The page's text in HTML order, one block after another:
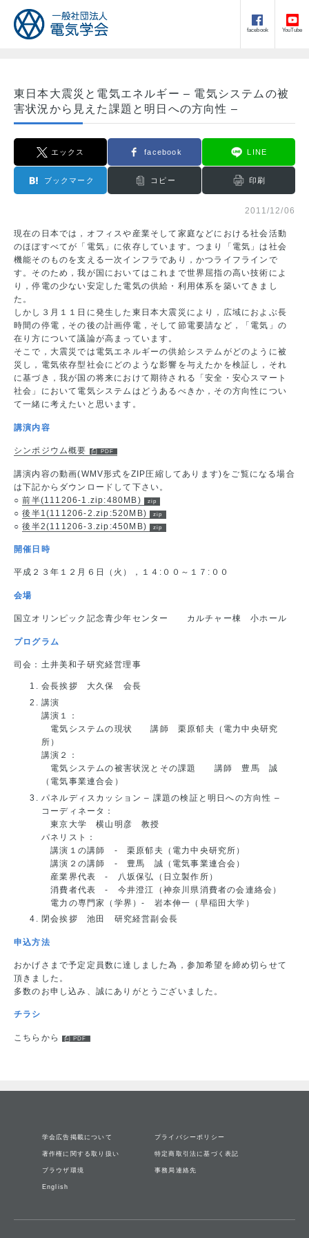
facebook YouTube
東日本大震災と電気エネルギー – 電気システムの被
害状況から見えた課題と明日への方向性 –
エックス facebook LINE
ブックマーク コピー 印刷
2011/12/06
現在の日本では，オフィスや産業そして家庭などにおける社会活動
のほぼすべてが「電気」に依存しています。つまり「電気」は社会
機能そのものを支える一次インフラであり，かつライフラインで
す。そのため，我が国においてはこれまで世界屈指の高い技術によ
り，停電の少ない安定した電気の供給・利用体系を築いてきまし
た。
しかし３月１１日に発生した東日本大震災により，広域におよぶ長
時間の停電，その後の計画停電，そして節電要請など，「電気」の
在り方について議論が高まっています。
そこで，大震災では電気エネルギーの供給システムがどのように被
災し，電気依存型社会にどのような影響を与えたかを検証し，それ
に基づき，我が国の将来におけて期待される「安全・安心スマート
社会」において電気システムはどうあるべきか，その方向性につい
て一緒に考えたいと思います。
講演内容
シンポジウム概要
講演内容の動画(WMV形式をZIP圧縮してあります)をご覧になる場合
は下記からダウンロードして下さい。
○前半(111206-1.zip:480MB)
○後半1(111206-2.zip:520MB)
○後半2(111206-3.zip:450MB)
開催日時
平成２３年１２月６日（火），１４:００～１７:００
会場
国立オリンピック記念青少年センター カルチャー棟 小ホール
プログラム
司会：土井美和子研究経営理事
会長挨拶 大久保 会長
講演
講演１：
電気システムの現状 講師 栗原郁夫（電力中央研究
所）
講演２：
電気システムの被害状況とその課題 講師 豊馬 誠
（電気事業連合会）
パネルディスカッション – 課題の検証と明日への方向性 –
コーディネータ：
東京大学 横山明彦 教授
パネリスト：
講演１の講師 - 栗原郁夫（電力中央研究所）
講演２の講師 - 豊馬 誠（電気事業連合会）
産業界代表 - 八坂保弘（日立製作所）
消費者代表 - 今井澄江（神奈川県消費者の会連絡会）
電力の専門家（学界）- 岩本伸一（早稲田大学）
閉会挨拶 池田 研究経営副会長
申込方法
おかげさまで予定定員数に達しました為，参加希望を締め切らせて
頂きました。
多数のお申し込み、誠にありがとうございました。
チラシ
こちらから
学会広告掲載について プライバシーポリシー
著作権に関する取り扱い 特定商取引法に基づく表記
ブラウザ環境 事務局連絡先
English